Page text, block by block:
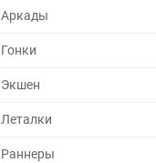
Аркады
Гонки
Экшен
Леталки
Раннеры